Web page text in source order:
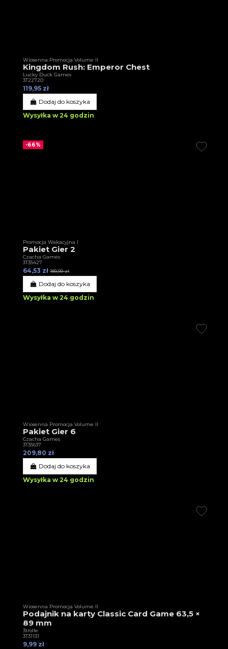
Wiosenna Promocja Volume II
Kingdom Rush: Emperor Chest
Lucky Duck Games
3T22720
119,95 zł
Dodaj do koszyka
Wysyłka w 24 godzin
-66%
Promocja Wakacyjna I
Pakiet Gier 2
Czacha Games
3T35427
64,53 zł 189,99 zł
Dodaj do koszyka
Wysyłka w 24 godzin
Wiosenna Promocja Volume II
Pakiet Gier 6
Czacha Games
3T35637
209,80 zł
Dodaj do koszyka
Wysyłka w 24 godzin
Wiosenna Promocja Volume II
Podajnik na karty Classic Card Game 63,5 ×
89 mm
3trolle
3T31131
9,99 zł